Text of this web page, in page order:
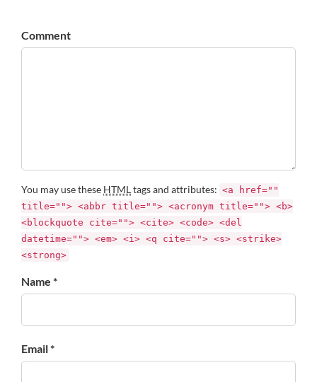
Comment
You may use these HTMLtags and attributes: <a href=""
title=""> <abbr title=""> <acronym title=""> <b>
<blockquote cite=""> <cite> <code> <del
datetime=""> <em> <i> <q cite=""> <s> <strike>
<strong>
Name *
Email *